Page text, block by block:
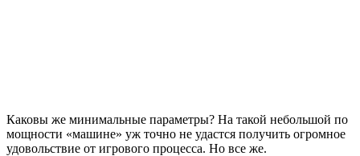
Каковы же минимальные параметры? На такой небольшой по
мощности «машине» уж точно не удастся получить огромное
удовольствие от игрового процесса. Но все же.